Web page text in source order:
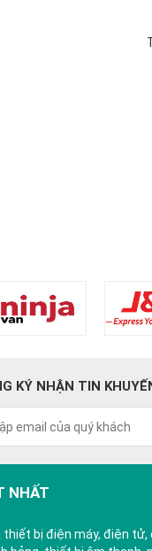
KÝ NHẬN TIN
NHẤT
bị điện máy, điện tử,